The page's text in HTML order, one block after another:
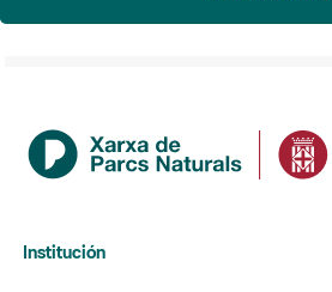
Institución
Gerencia de Servicios de Espacios Naturales